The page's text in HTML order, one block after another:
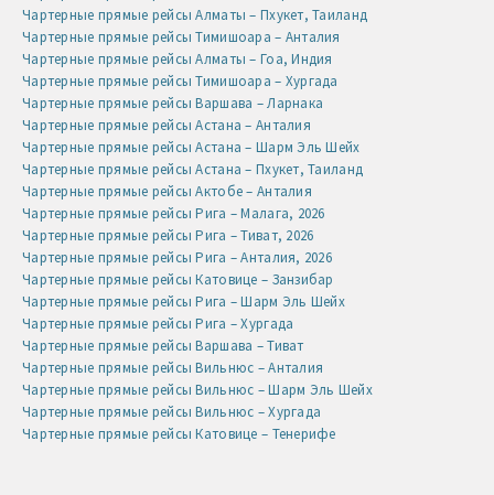
Чартерные прямые рейсы Алматы – Пхукет, Таиланд
Чартерные прямые рейсы Тимишоара – Анталия
Чартерные прямые рейсы Алматы – Гоа, Индия
Чартерные прямые рейсы Тимишоара – Хургада
Чартерные прямые рейсы Варшава – Ларнака
Чартерные прямые рейсы Астана – Анталия
Чартерные прямые рейсы Астана – Шарм Эль Шейх
Чартерные прямые рейсы Астана – Пхукет, Таиланд
Чартерные прямые рейсы Актобе – Анталия
Чартерные прямые рейсы Рига – Малага, 2026
Чартерные прямые рейсы Рига – Тиват, 2026
Чартерные прямые рейсы Рига – Анталия, 2026
Чартерные прямые рейсы Катовице – Занзибар
Чартерные прямые рейсы Рига – Шарм Эль Шейх
Чартерные прямые рейсы Рига – Хургада
Чартерные прямые рейсы Варшава – Тиват
Чартерные прямые рейсы Вильнюс – Анталия
Чартерные прямые рейсы Вильнюс – Шарм Эль Шейх
Чартерные прямые рейсы Вильнюс – Хургада
Чартерные прямые рейсы Катовице – Тенерифе